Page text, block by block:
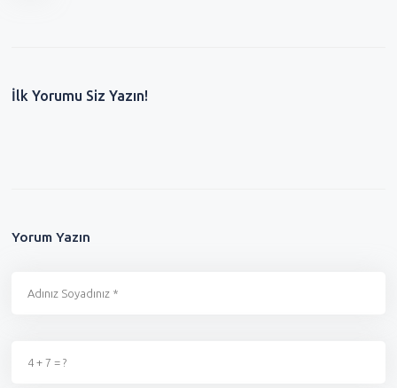
İlk Yorumu Siz Yazın!
Yorum Yazın